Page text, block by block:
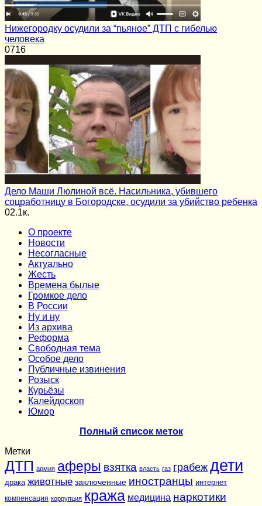
Нижегородку осудили за “пьяное” ДТП с гибелью
человека
0716
Дело Маши Люлиной всё. Насильника, убившего
соцработницу в Богородске, осудили за убийство ребенка
02.1к.
О проекте
Новости
Несогласные
Актуально
Жесть
Времена былые
Громкое дело
В России
Ну и ну
Из архива
Реформа
Cвободная тема
Особое дело
Публичные извинения
Розыск
Курьёзы
Калейдоскоп
Юмор
Полный список меток
Метки
ДТП армия аферы взятка власть газ грабеж дети
драка животные заключенные иностранцы интернет
компенсация коррупция кража медицина наркотики